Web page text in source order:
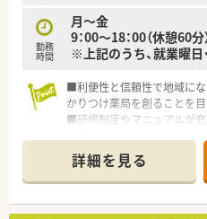
勤務
時間
月～金
9：00～18：00（休憩60分
※上記のうち、就業曜日
■利便性と信頼性で地域に
かりつけ薬局を創ることを
■研修制度やマニュアルが
■病院門前の様に処方箋枚数
じっくりとれるので、患者
も魅力の一つです。
詳細を見る